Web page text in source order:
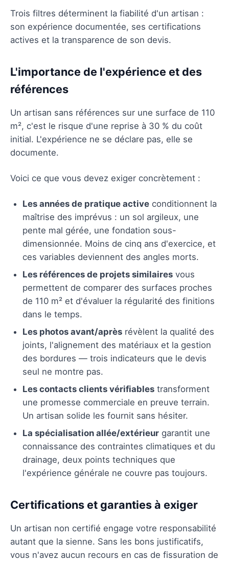
Trois filtres déterminent la fiabilité d'un artisan :
son expérience documentée, ses certifications
actives et la transparence de son devis.
L'importance de l'expérience et des
références
Un artisan sans références sur une surface de 110
m², c'est le risque d'une reprise à 30 % du coût
initial. L'expérience ne se déclare pas, elle se
documente.
Voici ce que vous devez exiger concrètement :
Les années de pratique active conditionnent la
maîtrise des imprévus : un sol argileux, une
pente mal gérée, une fondation sous-
dimensionnée. Moins de cinq ans d'exercice, et
ces variables deviennent des angles morts.
Les références de projets similaires vous
permettent de comparer des surfaces proches
de 110 m² et d'évaluer la régularité des finitions
dans le temps.
Les photos avant/après révèlent la qualité des
joints, l'alignement des matériaux et la gestion
des bordures — trois indicateurs que le devis
seul ne montre pas.
Les contacts clients vérifiables transforment
une promesse commerciale en preuve terrain.
Un artisan solide les fournit sans hésiter.
La spécialisation allée/extérieur garantit une
connaissance des contraintes climatiques et du
drainage, deux points techniques que
l'expérience générale ne couvre pas toujours.
Certifications et garanties à exiger
Un artisan non certifié engage votre responsabilité
autant que la sienne. Sans les bons justificatifs,
vous n'avez aucun recours en cas de fissuration de